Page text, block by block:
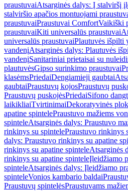
praustuvaiAtsarginės dalys: Į stalviršį
stalviršio apačios montuojami
praustuvaiPraustuvai ComfortVaikiški
praustuvaiKiti universalūs praustuvai
universalūs praustuvaiPlautuvės išpilti
vandenįAtsarginės dalys: Plautuvės
vandenįSanitariniai prietaisai su
plautuvėsGipso surinkimo praustuvai
klasėmsPriedaiDengiamieji gaubtai
gaubtaiPraustuvų kojosPraustuvų
Praustuvų puskojėsPriedaiSifono
laikikliaiTvirtinimaiDekoratyvinės
apatine spintelePraustuvo mažiems
spinteleAtsarginės dalys: Praustuvo
rinkinys su spintelePraustuvo rinkinys
dalys: Praustuvo rinkinys su apatine
rinkinys su apatine spinteleAtsarginės
rinkinys su apatine spinteleĮleidžiamo
spinteleAtsarginės dalys: Įleidžiamo
spinteleVonios kambario baldai
Praustuvų spintelėsPraustuvams